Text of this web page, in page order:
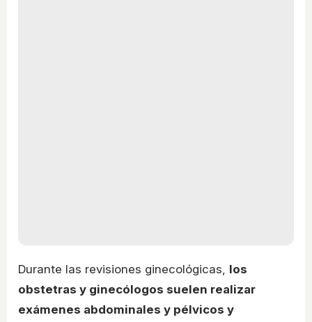
Durante las revisiones ginecológicas, los
obstetras y ginecólogos suelen realizar
exámenes abdominales y pélvicos y